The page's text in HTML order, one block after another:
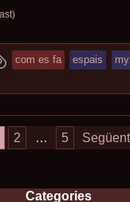
and
com es fa espais
2 … 5 Següent
Categories